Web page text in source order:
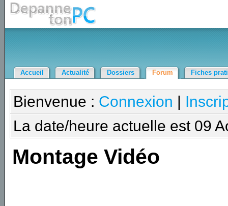
Accueil Actualité Dossiers Forum Fiches
Bienvenue : Connexion |
La date/heure actuelle est 09
Montage Vidéo